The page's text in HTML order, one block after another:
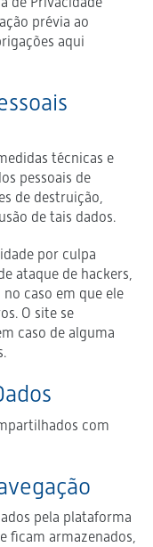
prévia ao
aqui
técnicas e
pessoais de
de destruição,
de tais dados.
por culpa
ataque de hackers,
caso em que ele
O site se
caso de alguma
com
pela plataforma
ficam armazenados,